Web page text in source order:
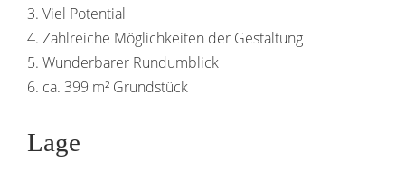
3. Viel Potential
4. Zahl­reiche Möglich­keiten der Gestaltung
5. Wunder­barer Rundumblick
6. ca. 399 m² Grundstück
Lage